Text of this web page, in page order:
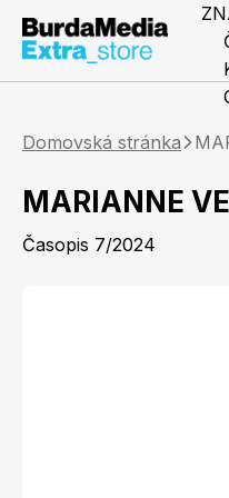
Domovská stránka
MARIANNE
Časopis 7/2024